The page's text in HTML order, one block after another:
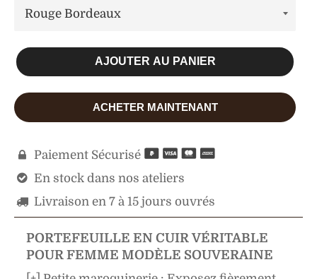
AJOUTER AU PANIER
ACHETER MAINTENANT
 Paiement Sécurisé
 En stock dans nos ateliers
 Livraison en 7 à 15 jours ouvrés
PORTEFEUILLE EN CUIR VÉRITABLE
POUR FEMME MODÈLE SOUVERAINE